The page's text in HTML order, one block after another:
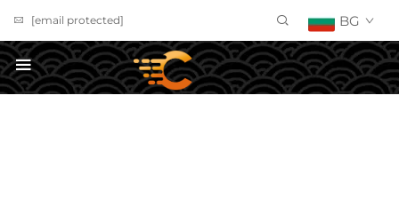
[email protected] BG